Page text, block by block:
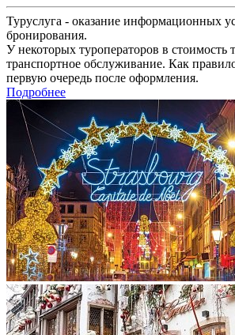
Туруслуга - оказание информационных
бронирования.
У некоторых туроператоров в стоимость
транспортное обслуживание. Как
первую очередь после оформления.
Подробнее